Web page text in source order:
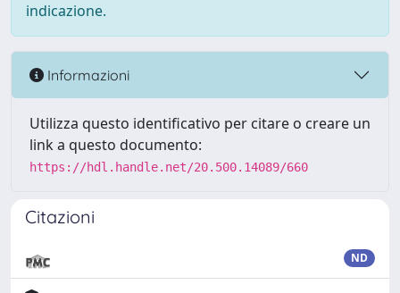
indicazione.
Informazioni
Utilizza questo identificativo per citare o creare un
link a questo documento:
https://hdl.handle.net/20.500.14089/660
Citazioni
ND